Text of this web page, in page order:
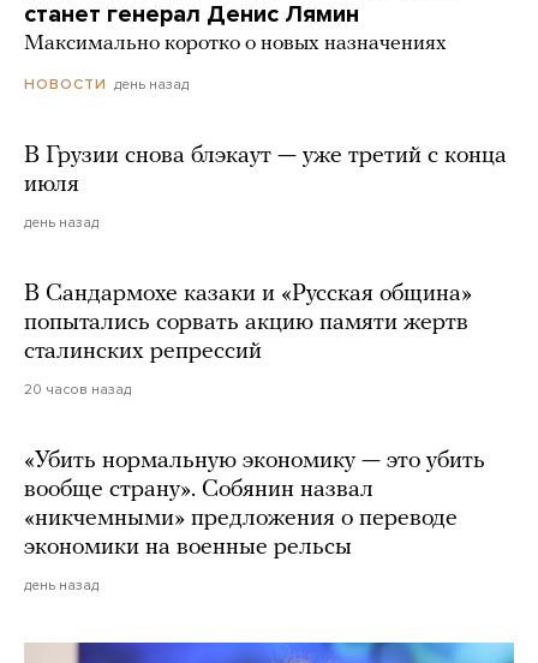
станет генерал Денис Лямин
Максимально коротко о новых назначениях
НОВОСТИ день назад
В Грузии снова блэкаут — уже третий с конца
июля
день назад
В Сандармохе казаки и «Русская община»
попытались сорвать акцию памяти жертв
сталинских репрессий
20 часов назад
«Убить нормальную экономику — это убить
вообще страну». Собянин назвал
«никчемными» предложения о переводе
экономики на военные рельсы
день назад